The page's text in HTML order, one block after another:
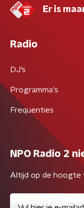
Er is
Radio
DJ’s
Programma's
Frequenties
NPO Radio 2
Altijd op de hoogte